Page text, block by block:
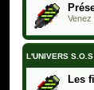
Venez
L'UNIVERS
Les